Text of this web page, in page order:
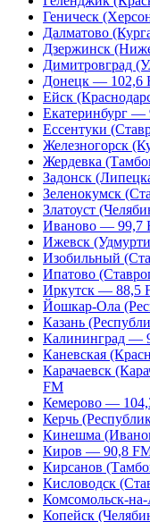
Геническ
Далматово
Дзержинск
Димитровград
Донецк — 102,6
Ейск
Екатеринбург —
Ессентуки
Железногорск
Жердевка
Задонск
Зеленокумск
Златоуст
Иваново — 99,7
Ижевск
Изобильный
Ипатово
Иркутск — 88,5
Йошкар-Ола
Казань
Калининград —
Каневская
Карачаевск
FM
Кемерово —
Керчь
Кинешма
Киров — 90,8
Кирсанов
Кисловодск
Комсомольск-
Копейск